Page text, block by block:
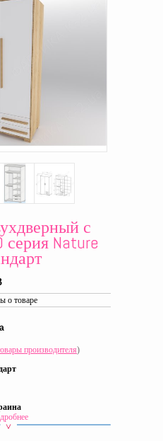
с
Nature
о товаре
производителя)